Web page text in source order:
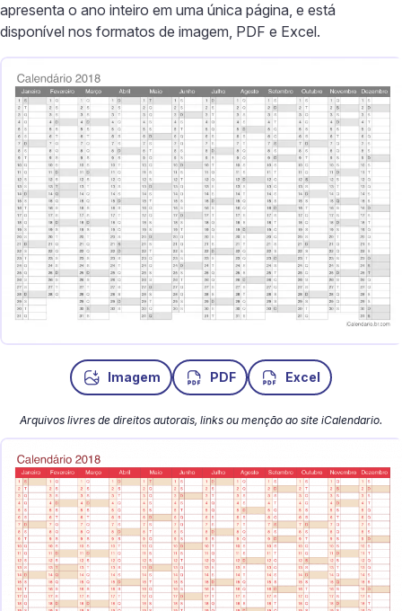
apresenta o ano inteiro em uma única página, e está
disponível nos formatos de imagem, PDF e Excel.
Imagem PDF Excel
Arquivos livres de direitos autorais, links ou menção ao site iCalendario.